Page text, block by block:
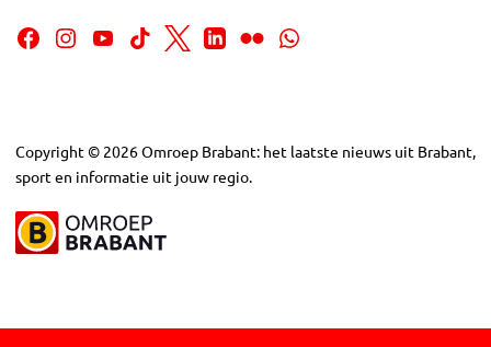
Copyright © 2026Omroep Brabant: het laatste nieuws uit Brabant,
sport en informatie uit jouw regio.